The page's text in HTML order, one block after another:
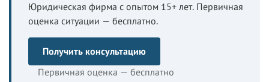
Юридическая фирма с опытом 15+ лет. Первичная
оценка ситуации — бесплатно.
Получить консультацию
Первичная оценка — бесплатно